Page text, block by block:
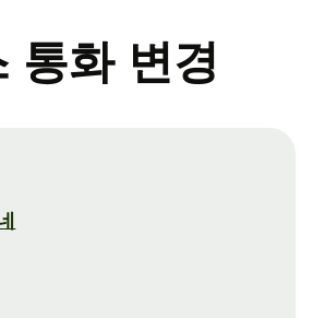
통화 변경